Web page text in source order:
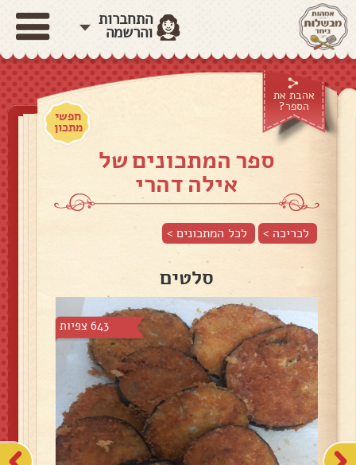
התחברות
והרשמה
אהבת את
הספר?
חפשי
מתכון
ספר המתכונים של
אילה דהרי
לכריכה > לכל המתכונים >
סלטים
643 צפיות